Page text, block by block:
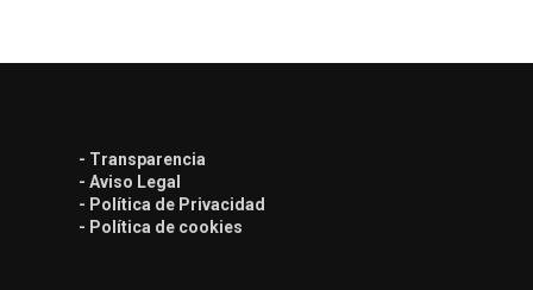
- Transparencia
- Aviso Legal
- Política de Privacidad
- Política de cookies